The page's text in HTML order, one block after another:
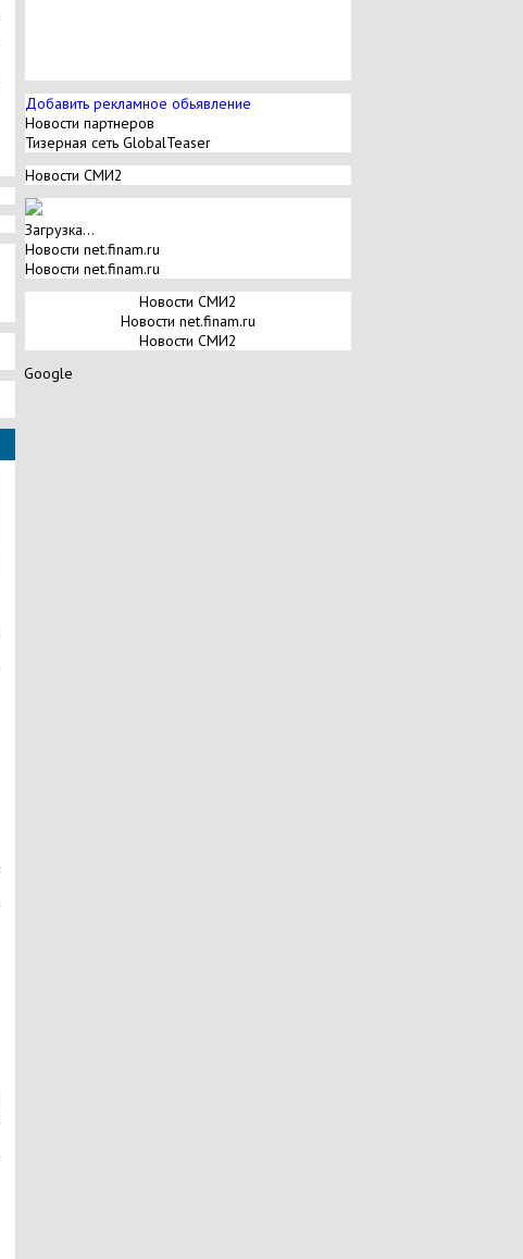
Добавить рекламное обьявление
Новости партнеров
Тизерная сеть GlobalTeaser
Новости СМИ2
Загрузка...
Новости net.finam.ru
Новости net.finam.ru
Новости СМИ2
Новости net.finam.ru
Новости СМИ2
Google